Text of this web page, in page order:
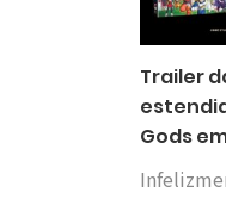
Trailer
Gods